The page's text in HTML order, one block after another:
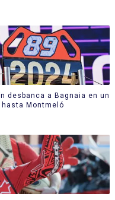
desbanca a Bagnaia en un
Montmeló